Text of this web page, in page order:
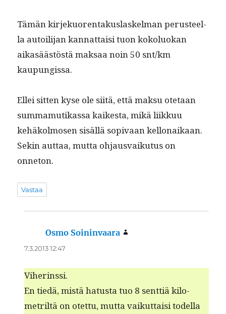
Tämän kir­jekuorentakus­laskel­man perus­teel­
la autoil­i­jan kan­nat­taisi tuon kokolu­okan
aikasäästöstä mak­saa noin 50 snt/km
kaupungissa.
Ellei sit­ten kyse ole siitä, että mak­su ote­taan
sum­ma­mu­tikas­sa kaikesta, mikä liikkuu
kehäkol­mosen sisäl­lä sopi­vaan kel­lon­aikaan.
Sekin aut­taa, mut­ta ohjaus­vaiku­tus on
onneton.
Vastaa
Osmo Soininvaara
7.3.2013 12:47
Viherinssi.
En tiedä, mis­tä hatus­ta tuo 8 sent­tiä kilo­
metriltä on otet­tu, mut­ta vaikut­taisi todel­la